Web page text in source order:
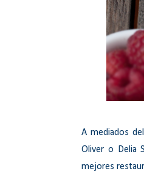
A mediados
Oliver o Delia
mejores